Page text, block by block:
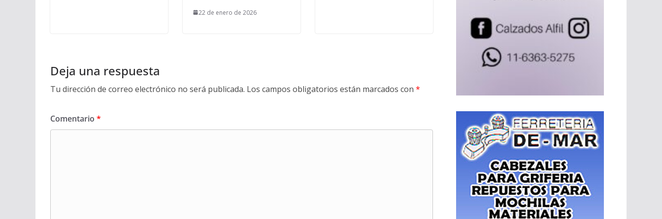
22 de enero de 2026
Deja una respuesta
Tu dirección de correo electrónico no será publicada. Los campos obligatorios están marcados con *
Comentario *